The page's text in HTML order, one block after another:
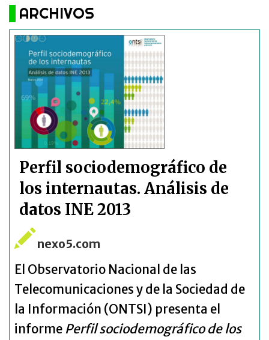
ARCHIVOS
Perfil sociodemográfico de
los internautas. Análisis de
datos INE 2013
nexo5.com
El Observatorio Nacional de las
Telecomunicaciones y de la Sociedad de
la Información (ONTSI) presenta el
informe Perfil sociodemográfico de los